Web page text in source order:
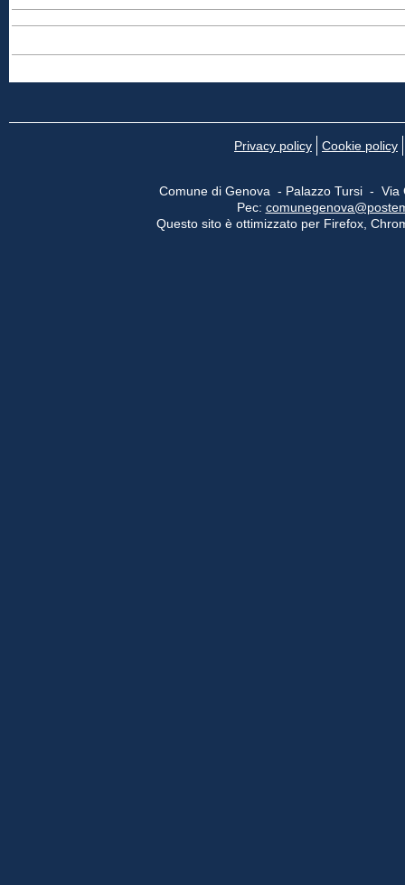
Privacy policy Cookie policy
Comune di Genova - Palazzo Tursi -
Pec:
Questo sito è ottimizzato per Firefox,